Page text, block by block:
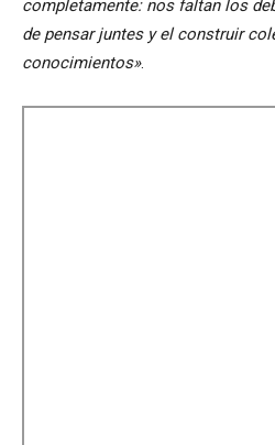
completamente: nos faltan los
de pensar juntes y el construir
conocimientos».